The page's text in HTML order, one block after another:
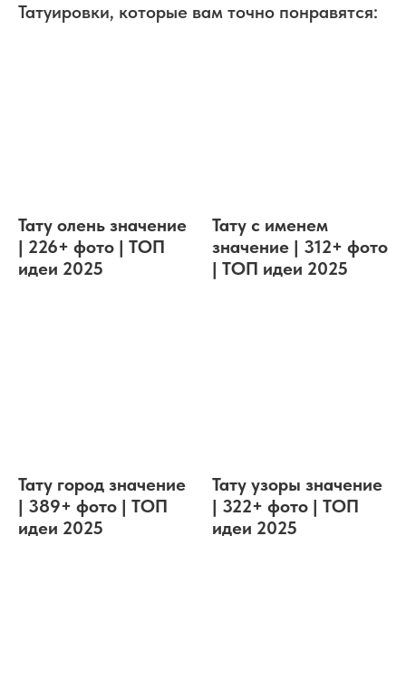
Татуировки, которые вам точно понравятся:
Тату олень значение
| 226+ фото | ТОП
идеи 2025
Тату с именем
значение | 312+ фото
| ТОП идеи 2025
Тату город значение
| 389+ фото | ТОП
идеи 2025
Тату узоры значение
| 322+ фото | ТОП
идеи 2025